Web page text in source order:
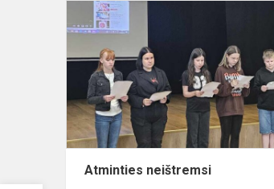
Atminties neištremsi